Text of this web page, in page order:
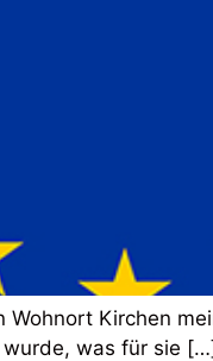
Kirchen
wurde, was für sie